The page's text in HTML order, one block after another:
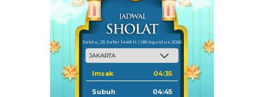
Sabtu, 23 Safar 1448 H / 08 Agustus 2026
Imsak 04:35
Subuh 04:45